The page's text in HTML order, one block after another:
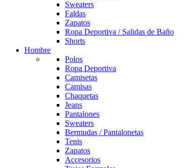
Sweaters
Faldas
Zapatos
Ropa Deportiva / Salidas de Baño
Shorts
Hombre
Polos
Ropa Deportiva
Camisetas
Camisas
Chaquetas
Jeans
Pantalones
Sweaters
Bermudas / Pantalonetas
Tenis
Zapatos
Accesorios